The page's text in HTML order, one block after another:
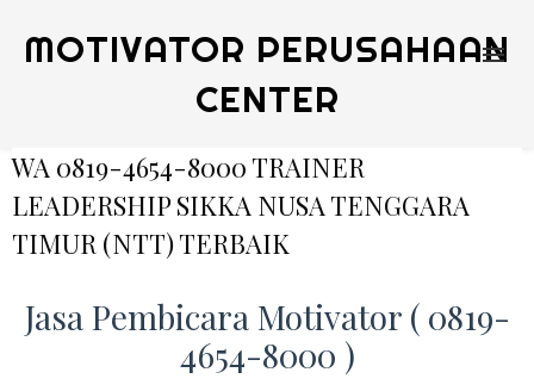
MOTIVATOR PERUSAHAAN
CENTER
WA 0819-4654-8000 TRAINER
LEADERSHIP SIKKA NUSA TENGGARA
TIMUR (NTT) TERBAIK
Jasa Pembicara Motivator ( 0819-
4654-8000 )